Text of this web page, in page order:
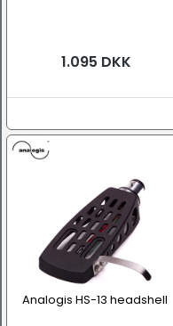
1.095 DKK
Analogis HS-13 headshell